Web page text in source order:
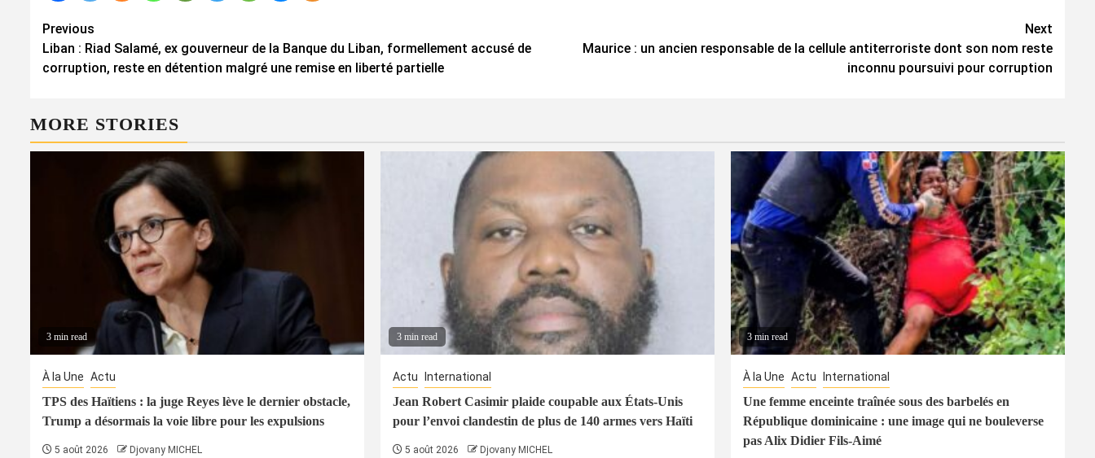
Continue
Reading
Previous
Liban : Riad Salamé, ex gouverneur de la Banque du Liban, formellement accusé de
corruption, reste en détention malgré une remise en liberté partielle
Next
Maurice : un ancien responsable de la cellule antiterroriste dont son nom reste
inconnu poursuivi pour corruption
MORE STORIES
3 min read
À la Une Actu
TPS des Haïtiens : la juge Reyes lève le dernier obstacle,
Trump a désormais la voie libre pour les expulsions
5 août 2026 Djovany MICHEL
3 min read
Actu International
Jean Robert Casimir plaide coupable aux États-Unis
pour l’envoi clandestin de plus de 140 armes vers Haïti
5 août 2026 Djovany MICHEL
3 min read
À la Une Actu International
Une femme enceinte traînée sous des barbelés en
République dominicaine : une image qui ne bouleverse
pas Alix Didier Fils-Aimé